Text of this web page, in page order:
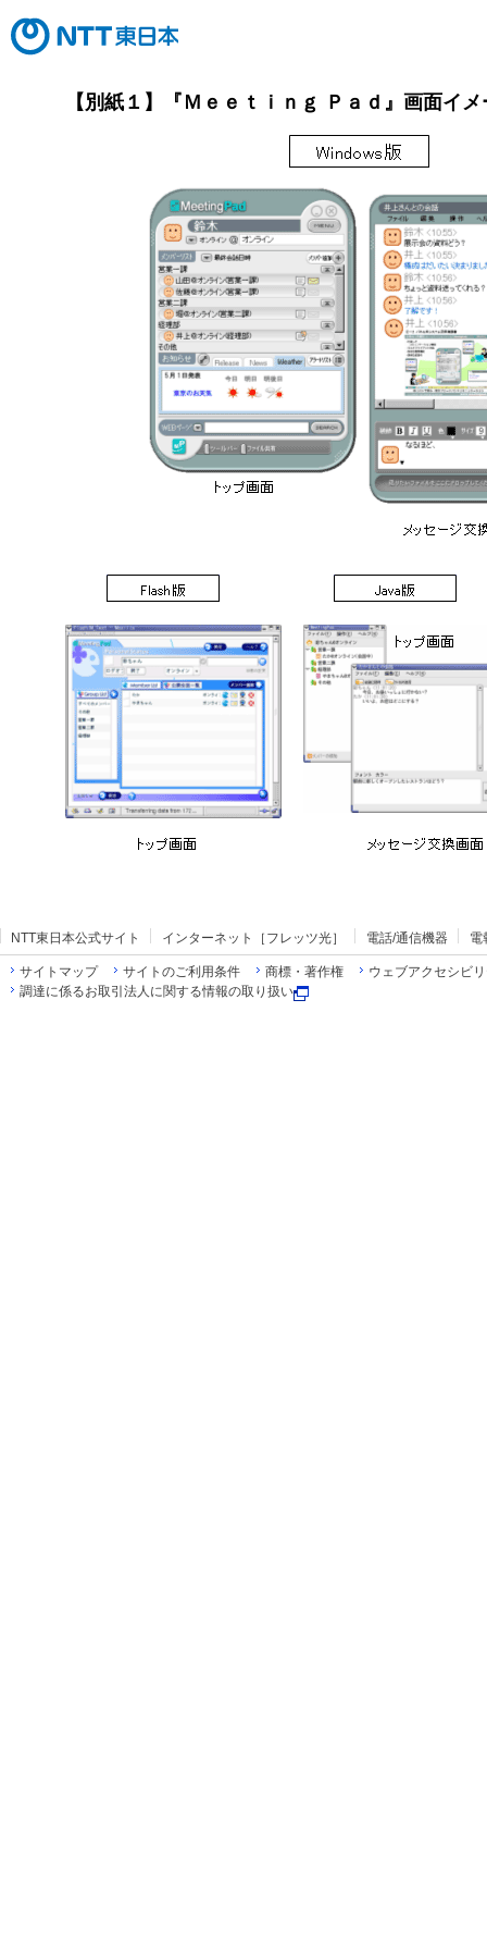
【別紙１】『Ｍｅｅｔｉｎｇ Ｐａｄ』画面イメ
NTT東日本公式サイト インターネット［フレッツ光］ 電話/通信機器 電
サイトマップ サイトのご利用条件 商標・著作権
ウェブアクセシビ
調達に係るお取引法人に関する情報の取り扱い